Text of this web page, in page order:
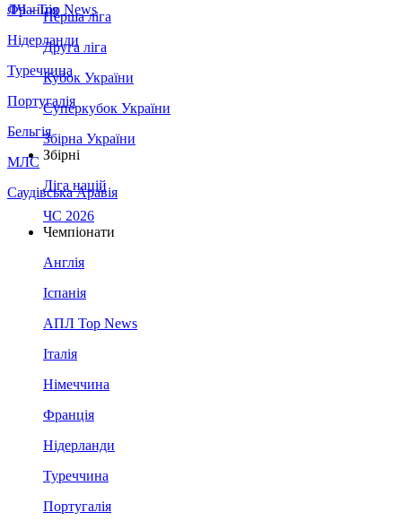
Франція
Нідерланди
Туреччина
Португалія
Бельгія
МЛС
Саудівська Аравія
ЛЧ - Top News
Перша ліга
Друга ліга
Кубок України
Суперкубок України
Збірна України
Збірні
Ліга націй
ЧС 2026
Чемпіонати
Англія
Іспанія
АПЛ Top News
Італія
Німеччина
Франція
Нідерланди
Туреччина
Португалія